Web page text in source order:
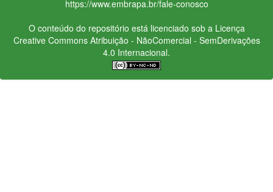
https://www.embrapa.br/fale-conosco
O conteúdo do repositório está licenciado sob a Licença
Creative CommonsAtribuição - NãoComercial - SemDerivações
4.0 Internacional.